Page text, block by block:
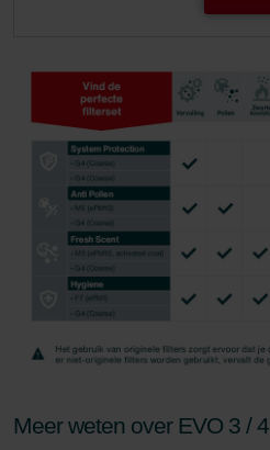
Meer weten over EVO 3 / 4